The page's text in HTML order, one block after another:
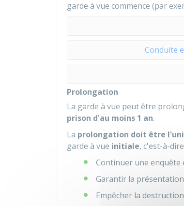
garde à vue commence (par
Conduite
Prolongation
La garde à vue peut être
prison d'au moins 1 an.
La prolongation doit être
garde à vue initiale, c'est-à-
Continuer une enquête
Garantir la
Empêcher la